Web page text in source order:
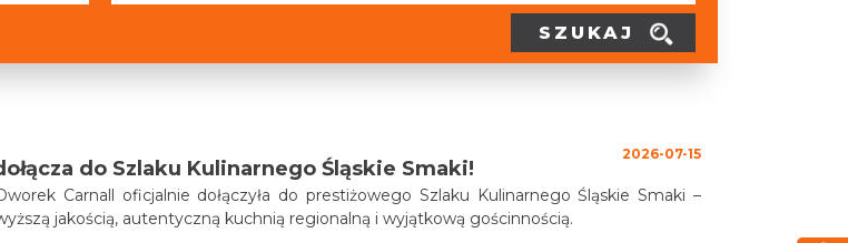
SZUKAJ
2026-07-15
do Szlaku Kulinarnego Śląskie Smaki!
Carnall oficjalnie dołączyła do prestiżowego Szlaku Kulinarnego Śląskie Smaki –
jakością, autentyczną kuchnią regionalną i wyjątkową gościnnością.